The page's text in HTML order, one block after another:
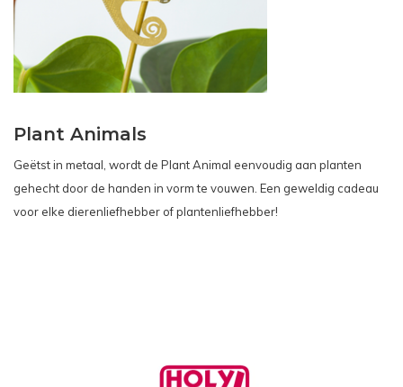
Plant Animals
Geëtst in metaal, wordt de Plant Animal eenvoudig aan planten
gehecht door de handen in vorm te vouwen. Een geweldig cadeau
voor elke dierenliefhebber of plantenliefhebber!